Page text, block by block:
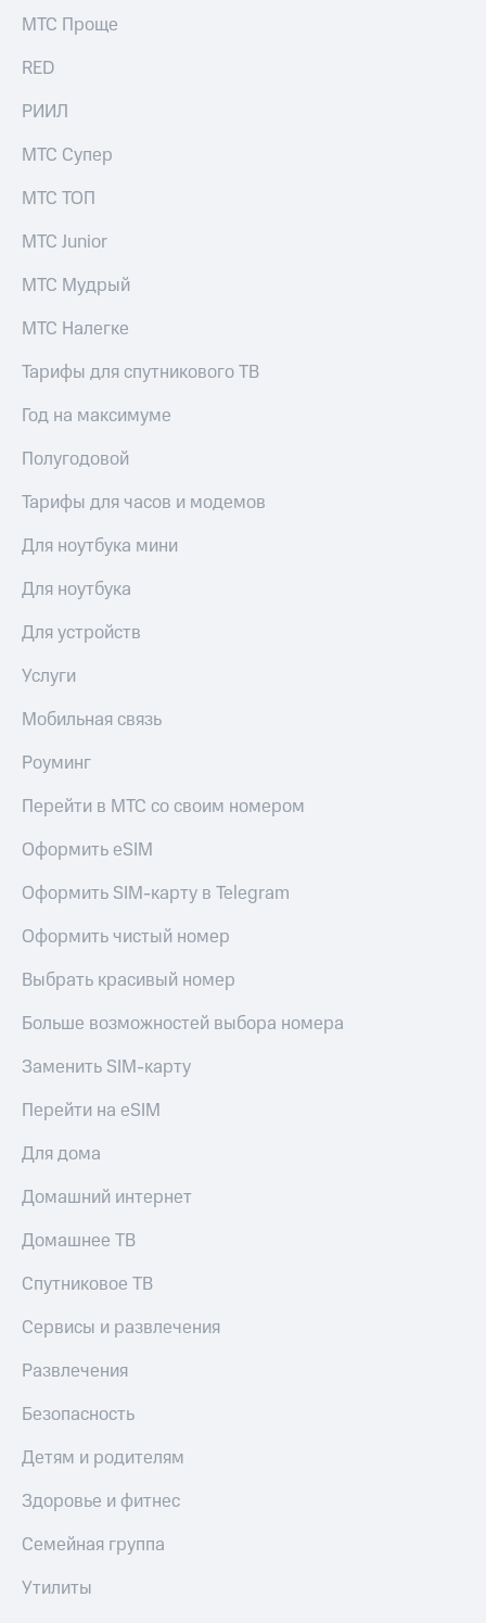
МТС Проще
RED
РИИЛ
МТС Супер
МТС ТОП
МТС Junior
МТС Мудрый
МТС Налегке
Тарифы для спутникового ТВ
Год на максимуме
Полугодовой
Тарифы для часов и модемов
Для ноутбука мини
Для ноутбука
Для устройств
Услуги
Мобильная связь
Роуминг
Перейти в МТС со своим номером
Оформить eSIM
Оформить SIM-карту в Telegram
Оформить чистый номер
Выбрать красивый номер
Больше возможностей выбора номера
Заменить SIM-карту
Перейти на eSIM
Для дома
Домашний интернет
Домашнее ТВ
Спутниковое ТВ
Сервисы и развлечения
Развлечения
Безопасность
Детям и родителям
Здоровье и фитнес
Семейная группа
Утилиты